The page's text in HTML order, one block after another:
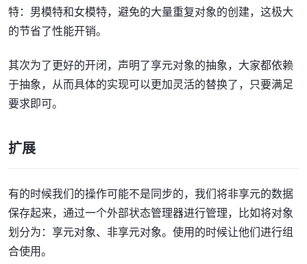
特：男模特和女模特，避免的大量重复对象的创建，这极大
的节省了性能开销。
其次为了更好的开闭，声明了享元对象的抽象，大家都依赖
于抽象，从而具体的实现可以更加灵活的替换了，只要满足
要求即可。
扩展
有的时候我们的操作可能不是同步的，我们将非享元的数据
保存起来，通过一个外部状态管理器进行管理，比如将对象
划分为：享元对象、非享元对象。使用的时候让他们进行组
合使用。